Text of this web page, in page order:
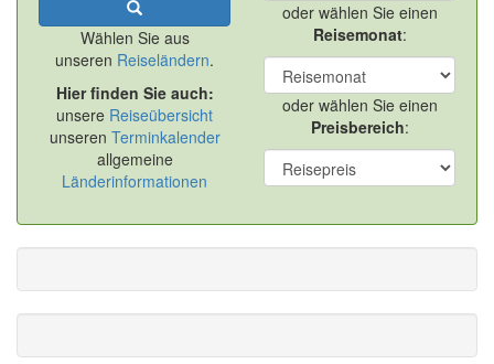
Wählen Sie aus
unseren Reiseländern.
Hier finden Sie auch:
unsere Reiseübersicht
unseren Terminkalender
allgemeine
Länderinformationen
oder wählen Sie einen
Reisemonat:
oder wählen Sie einen
Preisbereich: